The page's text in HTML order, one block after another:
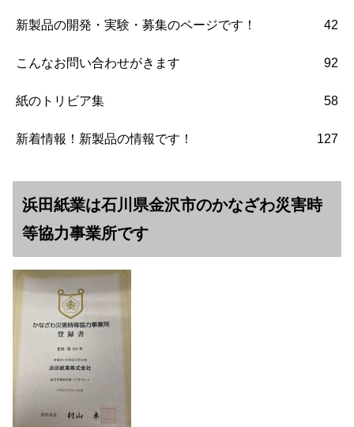
新製品の開発・実験・募集のページです！ 42
こんなお問い合わせがきます 92
紙のトリビア集 58
新着情報！新製品の情報です！ 127
浜田紙業は石川県金沢市のかなざわ災害時
等協力事業所です